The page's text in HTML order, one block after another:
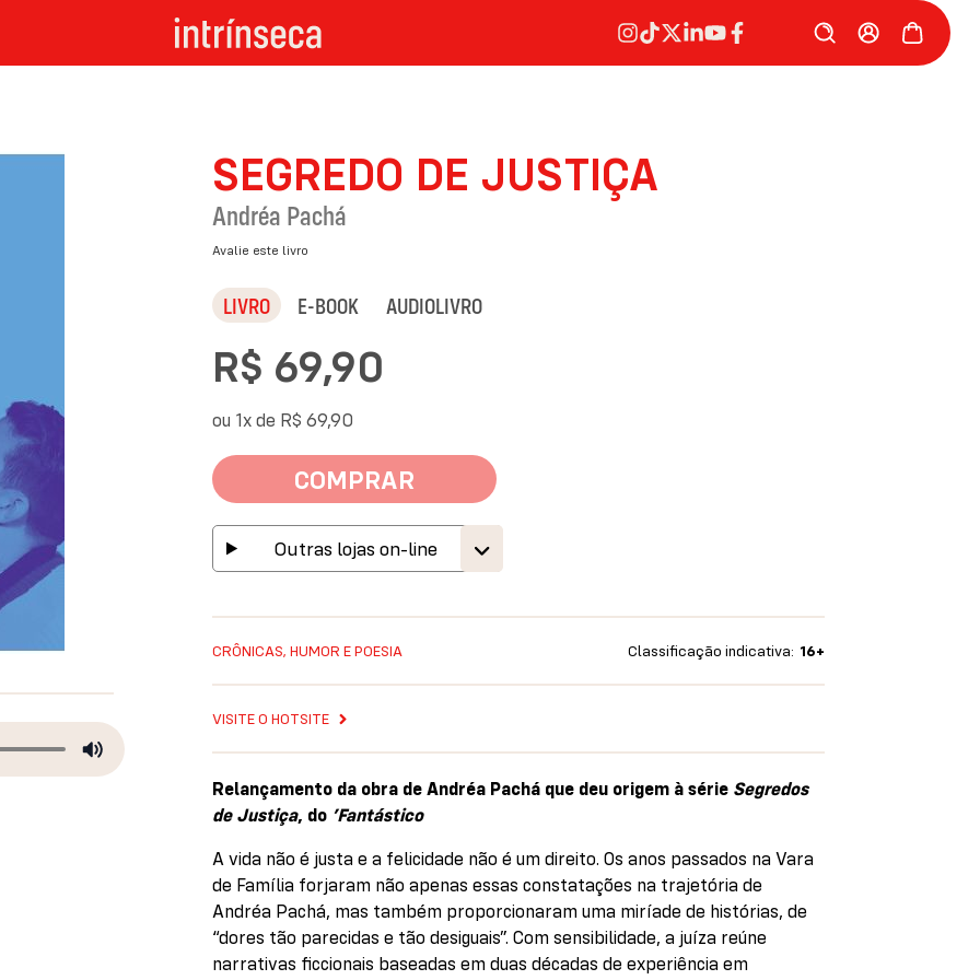
SEGREDO DE JUSTIÇA
Andréa Pachá
Avalie este livro
LIVRO E-BOOK AUDIOLIVRO
COMPRAR
R$ 69,90
ou 1x de R$ 69,90
Outras lojas on-line
CRÔNICAS, HUMOR E POESIA Classificação indicativa: 16+
VISITE O HOTSITE
Relançamento da obra de Andréa Pachá que deu origem à série Segredos
de Justiça, do ’Fantástico
A vida não é justa e a felicidade não é um direito. Os anos passados na Vara
de Família forjaram não apenas essas constatações na trajetória de
Andréa Pachá, mas também proporcionaram uma miríade de histórias, de
“dores tão parecidas e tão desiguais”. Com sensibilidade, a juíza reúne
narrativas ficcionais baseadas em duas décadas de experiência em